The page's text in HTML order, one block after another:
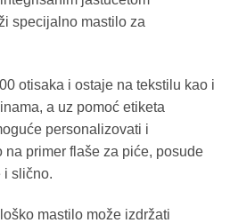
specijalno mastilo za
otisaka i ostaje na tekstilu kao i
a uz pomoć etiketa
personalizovati i
primer flaše za piće, posude
i slično.
mastilo može izdržati